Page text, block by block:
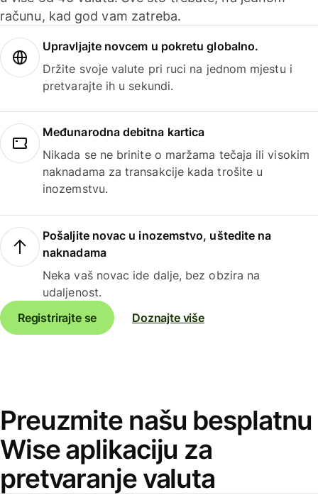
računu, kad god vam zatreba.
Upravljajte novcem u pokretu globalno.
Držite svoje valute pri ruci na jednom mjestu i
pretvarajte ih u sekundi.
Međunarodna debitna kartica
Nikada se ne brinite o maržama tečaja ili visokim
naknadama za transakcije kada trošite u
inozemstvu.
Pošaljite novac u inozemstvo, uštedite na
naknadama
Neka vaš novac ide dalje, bez obzira na
udaljenost.
Registrirajte se
Doznajte više
Preuzmite našu besplatnu
Wise aplikaciju za
pretvaranje valuta